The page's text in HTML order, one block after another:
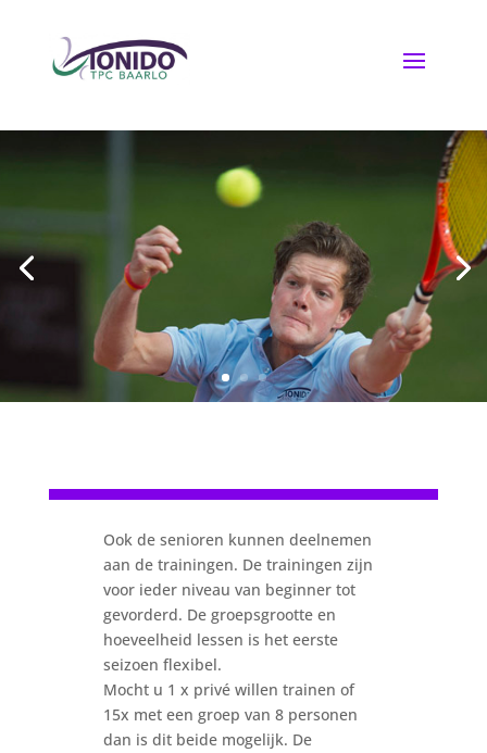
Ook de senioren kunnen deelnemen
aan de trainingen. De trainingen zijn
voor ieder niveau van beginner tot
gevorderd. De groepsgrootte en
hoeveelheid lessen is het eerste
seizoen flexibel.
Mocht u 1 x privé willen trainen of
15x met een groep van 8 personen
dan is dit beide mogelijk. De